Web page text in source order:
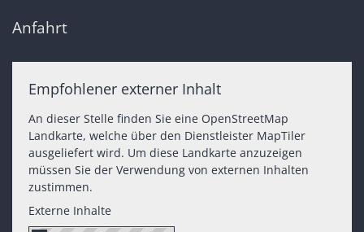
Anfahrt
Empfohlener externer Inhalt
An dieser Stelle finden Sie eine OpenStreetMap
Landkarte, welche über den Dienstleister MapTiler
ausgeliefert wird. Um diese Landkarte anzuzeigen
müssen Sie der Verwendung von externen Inhalten
zustimmen.
Externe Inhalte